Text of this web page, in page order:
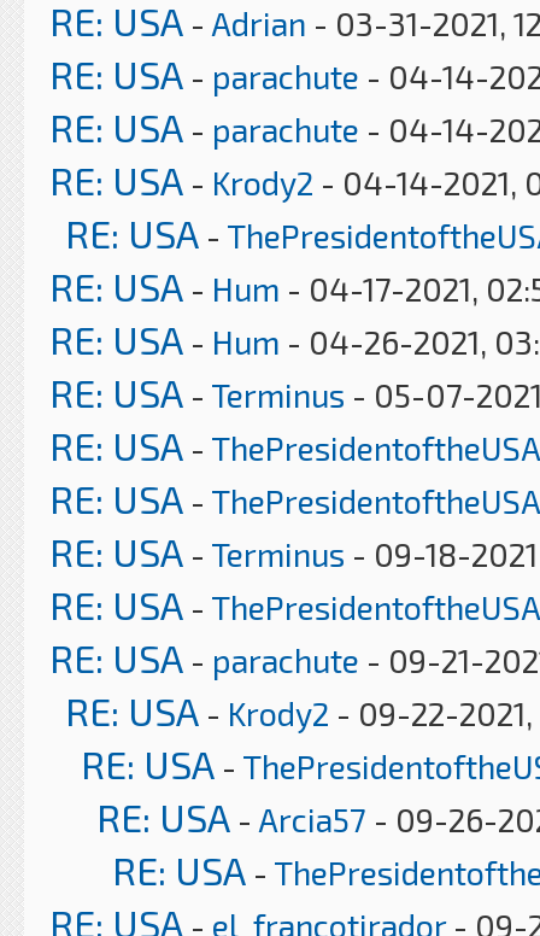
RE: USA - Adrian - 03-31-2021,
RE: USA - parachute - 04-14-
RE: USA - parachute - 04-14-
RE: USA - Krody2 - 04-14-2021,
RE: USA -
RE: USA - Hum - 04-17-2021,
RE: USA - Hum - 04-26-2021,
RE: USA - Terminus - 05-07-
RE: USA - ThePresidentoftheUSA
RE: USA - ThePresidentoftheUSA
RE: USA - Terminus - 09-18-
RE: USA - ThePresidentoftheUSA
RE: USA - parachute - 09-21-
RE: USA - Krody2 - 09-22-2021,
RE: USA -
RE: USA - Arcia57 - 09-26-
RE: USA -
RE: USA - el_francotirador- 09-